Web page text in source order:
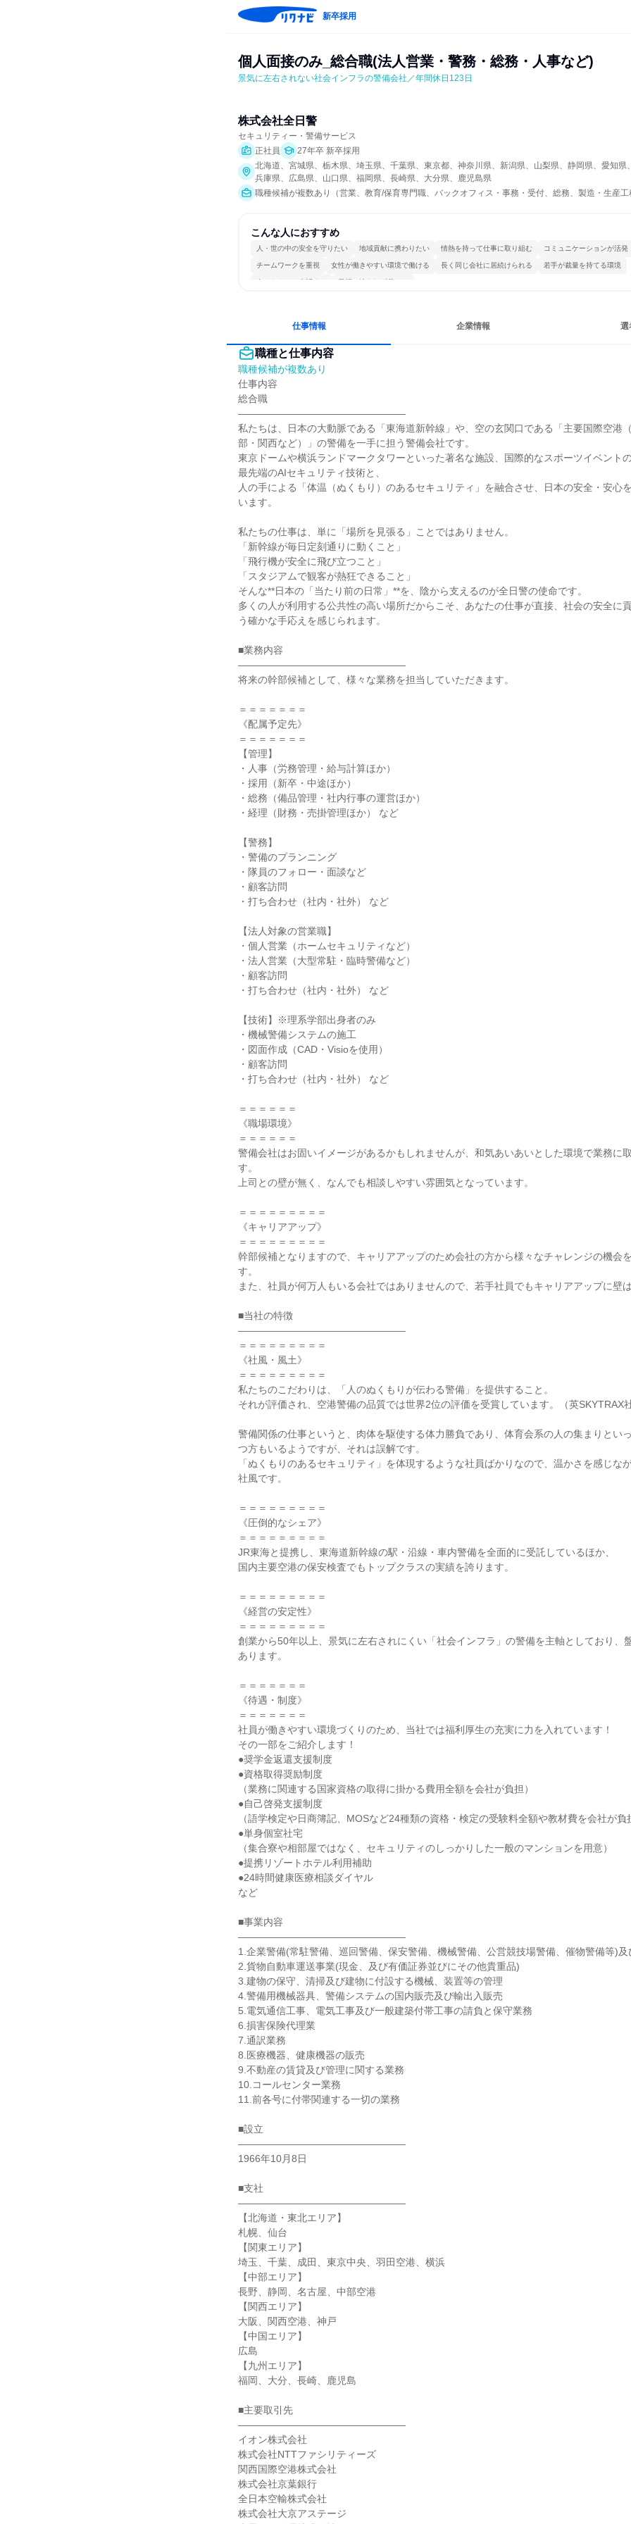
新卒採用
個人面接のみ_総合職(法人営業・警務・総務・人事など)
景気に左右されない社会インフラの警備会社／年間休日123日
株式会社全日警
セキュリティー・警備サービス
正社員
27年卒 新卒採用
北海道、宮城県、栃木県、埼玉県、千葉県、東京都、神奈川県、新潟県、山梨県、静岡県、愛知県
兵庫県、広島県、山口県、福岡県、長崎県、大分県、鹿児島県
職種候補が複数あり（営業、教育/保育専門職、バックオフィス・事務・受付、総務、製造・生産工
こんな人におすすめ
人・世の中の安全を守りたい 地域貢献に携わりたい 情熱を持って仕事に取り組む コミュニケーションが活発
チームワークを重視 女性が働きやすい環境で働ける 長く同じ会社に居続けられる 若手が裁量を持てる環境
人とたくさん会話する 目標に追われず働ける
仕事情報 企業情報 選
職種と仕事内容
職種候補が複数あり
仕事内容
総合職
―――――――――――――――――
私たちは、日本の大動脈である「東海道新幹線」や、空の玄関口である「主要国際空港
部・関西など）」の警備を一手に担う警備会社です。
東京ドームや横浜ランドマークタワーといった著名な施設、国際的なスポーツイベントの
最先端のAIセキュリティ技術と、
人の手による「体温（ぬくもり）のあるセキュリティ」を融合させ、日本の安全・安心
います。
私たちの仕事は、単に「場所を見張る」ことではありません。
「新幹線が毎日定刻通りに動くこと」
「飛行機が安全に飛び立つこと」
「スタジアムで観客が熱狂できること」
そんな**日本の「当たり前の日常」**を、陰から支えるのが全日警の使命です。
多くの人が利用する公共性の高い場所だからこそ、あなたの仕事が直接、社会の安全に
う確かな手応えを感じられます。
■業務内容
―――――――――――――――――
将来の幹部候補として、様々な業務を担当していただきます。
＝＝＝＝＝＝＝
《配属予定先》
＝＝＝＝＝＝＝
【管理】
・人事（労務管理・給与計算ほか）
・採用（新卒・中途ほか）
・総務（備品管理・社内行事の運営ほか）
・経理（財務・売掛管理ほか） など
【警務】
・警備のプランニング
・隊員のフォロー・面談など
・顧客訪問
・打ち合わせ（社内・社外） など
【法人対象の営業職】
・個人営業（ホームセキュリティなど）
・法人営業（大型常駐・臨時警備など）
・顧客訪問
・打ち合わせ（社内・社外） など
【技術】※理系学部出身者のみ
・機械警備システムの施工
・図面作成（CAD・Visioを使用）
・顧客訪問
・打ち合わせ（社内・社外） など
＝＝＝＝＝＝
《職場環境》
＝＝＝＝＝＝
警備会社はお固いイメージがあるかもしれませんが、和気あいあいとした環境で業務に
す。
上司との壁が無く、なんでも相談しやすい雰囲気となっています。
＝＝＝＝＝＝＝＝＝
《キャリアアップ》
＝＝＝＝＝＝＝＝＝
幹部候補となりますので、キャリアアップのため会社の方から様々なチャレンジの機会
す。
また、社員が何万人もいる会社ではありませんので、若手社員でもキャリアアップに壁
■当社の特徴
―――――――――――――――――
＝＝＝＝＝＝＝＝＝
《社風・風土》
＝＝＝＝＝＝＝＝＝
私たちのこだわりは、「人のぬくもりが伝わる警備」を提供すること。
それが評価され、空港警備の品質では世界2位の評価を受賞しています。（英SKYTRAX社
警備関係の仕事というと、肉体を駆使する体力勝負であり、体育会系の人の集まりとい
つ方もいるようですが、それは誤解です。
「ぬくもりのあるセキュリティ」を体現するような社員ばかりなので、温かさを感じな
社風です。
＝＝＝＝＝＝＝＝＝
《圧倒的なシェア》
＝＝＝＝＝＝＝＝＝
JR東海と提携し、東海道新幹線の駅・沿線・車内警備を全面的に受託しているほか、
国内主要空港の保安検査でもトップクラスの実績を誇ります。
＝＝＝＝＝＝＝＝＝
《経営の安定性》
＝＝＝＝＝＝＝＝＝
創業から50年以上、景気に左右されにくい「社会インフラ」の警備を主軸としており、
あります。
＝＝＝＝＝＝＝
《待遇・制度》
＝＝＝＝＝＝＝
社員が働きやすい環境づくりのため、当社では福利厚生の充実に力を入れています！
その一部をご紹介します！
●奨学金返還支援制度
●資格取得奨励制度
（業務に関連する国家資格の取得に掛かる費用全額を会社が負担）
●自己啓発支援制度
（語学検定や日商簿記、MOSなど24種類の資格・検定の受験料全額や教材費を会社が負
●単身個室社宅
（集合寮や相部屋ではなく、セキュリティのしっかりした一般のマンションを用意）
●提携リゾートホテル利用補助
●24時間健康医療相談ダイヤル
など
■事業内容
―――――――――――――――――
1.企業警備(常駐警備、巡回警備、保安警備、機械警備、公営競技場警備、催物警備等)及
2.貨物自動車運送事業(現金、及び有価証券並びにその他貴重品)
3.建物の保守、清掃及び建物に付設する機械、装置等の管理
4.警備用機械器具、警備システムの国内販売及び輸出入販売
5.電気通信工事、電気工事及び一般建築付帯工事の請負と保守業務
6.損害保険代理業
7.通訳業務
8.医療機器、健康機器の販売
9.不動産の賃貸及び管理に関する業務
10.コールセンター業務
11.前各号に付帯関連する一切の業務
■設立
―――――――――――――――――
1966年10月8日
■支社
―――――――――――――――――
【北海道・東北エリア】
札幌、仙台
【関東エリア】
埼玉、千葉、成田、東京中央、羽田空港、横浜
【中部エリア】
長野、静岡、名古屋、中部空港
【関西エリア】
大阪、関西空港、神戸
【中国エリア】
広島
【九州エリア】
福岡、大分、長崎、鹿児島
■主要取引先
―――――――――――――――――
イオン株式会社
株式会社NTTファシリティーズ
関西国際空港株式会社
株式会社京葉銀行
全日本空輸株式会社
株式会社大京アステージ